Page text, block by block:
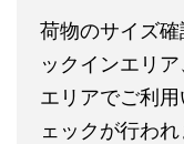
荷物のサイズ
ックインエリ
エリアでご利
ェックが行わ